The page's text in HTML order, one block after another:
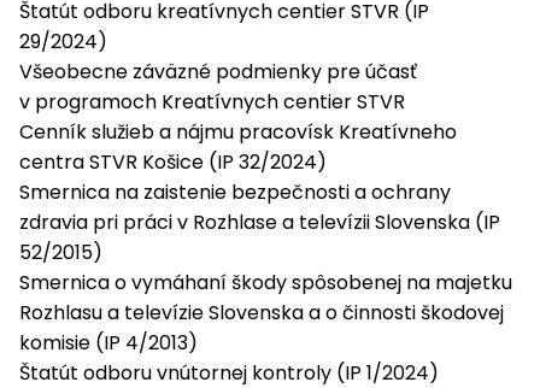
Štatút odboru kreatívnych centier STVR (IP
29/2024)
Všeobecne záväzné podmienky pre účasť
v programoch Kreatívnych centier STVR
Cenník služieb a nájmu pracovísk Kreatívneho
centra STVR Košice (IP 32/2024)
Smernica na zaistenie bezpečnosti a ochrany
zdravia pri práci v Rozhlase a televízii Slovenska (IP
52/2015)
Smernica o vymáhaní škody spôsobenej na majetku
Rozhlasu a televízie Slovenska a o činnosti škodovej
komisie (IP 4/2013)
Štatút odboru vnútornej kontroly (IP 1/2024)